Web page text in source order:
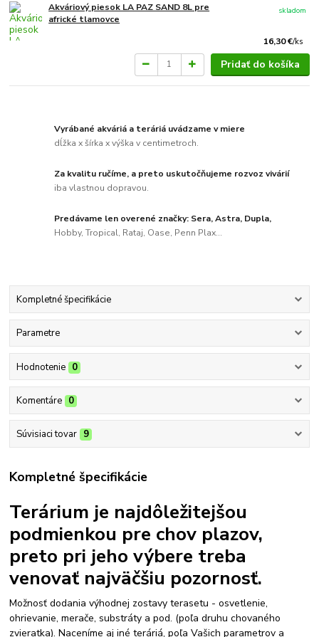
Akváriový piesok LA PAZ SAND 8L pre
africké tlamovce
16,30 €/ks
skladom
Pridať do košíka
Vyrábané akváriá a teráriá uvádzame v miere
dĺžka x šírka x výška v centimetroch.
Za kvalitu ručíme, a preto uskutočňujeme rozvoz vivárií
iba vlastnou dopravou.
Predávame len overené značky: Sera, Astra, Dupla,
Hobby, Tropical, Rataj, Oase, Penn Plax...
Kompletné špecifikácie
Parametre
Hodnotenie 0
Komentáre 0
Súvisiaci tovar 9
Kompletné špecifikácie
Terárium je najdôležitejšou
podmienkou pre chov plazov,
preto pri jeho výbere treba
venovať najväčšiu pozornosť.
Možnosť dodania výhodnej zostavy terasetu - osvetlenie,
ohrievanie, merače, substráty a pod. (poľa druhu chovaného
zvieratka). Naceníme aj iné teráriá, poľa Vašich parametrov a